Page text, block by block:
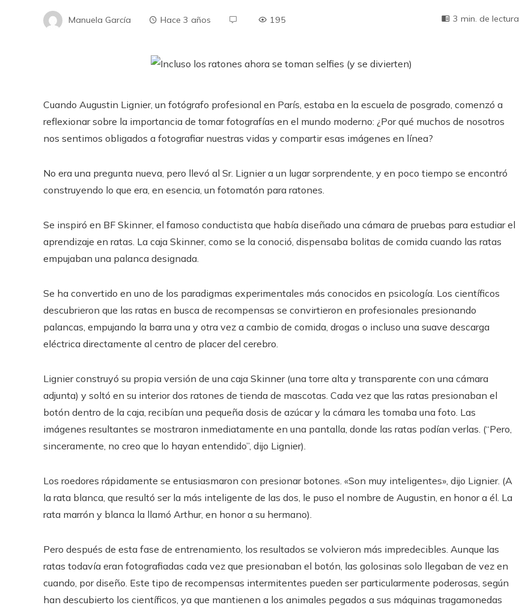
Manuela García Hace 3 años 195 3 min. de lectura
Cuando Augustin Lignier, un fotógrafo profesional en París, estaba en la escuela de posgrado, comenzó a
reflexionar sobre la importancia de tomar fotografías en el mundo moderno: ¿Por qué muchos de nosotros
nos sentimos obligados a fotografiar nuestras vidas y compartir esas imágenes en línea?
No era una pregunta nueva, pero llevó al Sr. Lignier a un lugar sorprendente, y en poco tiempo se encontró
construyendo lo que era, en esencia, un fotomatón para ratones.
Se inspiró en BF Skinner, el famoso conductista que había diseñado una cámara de pruebas para estudiar el
aprendizaje en ratas. La caja Skinner, como se la conoció, dispensaba bolitas de comida cuando las ratas
empujaban una palanca designada.
Se ha convertido en uno de los paradigmas experimentales más conocidos en psicología. Los científicos
descubrieron que las ratas en busca de recompensas se convirtieron en profesionales presionando
palancas, empujando la barra una y otra vez a cambio de comida, drogas o incluso una suave descarga
eléctrica directamente al centro de placer del cerebro.
Lignier construyó su propia versión de una caja Skinner (una torre alta y transparente con una cámara
adjunta) y soltó en su interior dos ratones de tienda de mascotas. Cada vez que las ratas presionaban el
botón dentro de la caja, recibían una pequeña dosis de azúcar y la cámara les tomaba una foto. Las
imágenes resultantes se mostraron inmediatamente en una pantalla, donde las ratas podían verlas. (“Pero,
sinceramente, no creo que lo hayan entendido”, dijo Lignier).
Los roedores rápidamente se entusiasmaron con presionar botones. «Son muy inteligentes», dijo Lignier. (A
la rata blanca, que resultó ser la más inteligente de las dos, le puso el nombre de Augustin, en honor a él. La
rata marrón y blanca la llamó Arthur, en honor a su hermano).
Pero después de esta fase de entrenamiento, los resultados se volvieron más impredecibles. Aunque las
ratas todavía eran fotografiadas cada vez que presionaban el botón, las golosinas solo llegaban de vez en
cuando, por diseño. Este tipo de recompensas intermitentes pueden ser particularmente poderosas, según
han descubierto los científicos, ya que mantienen a los animales pegados a sus máquinas tragamonedas